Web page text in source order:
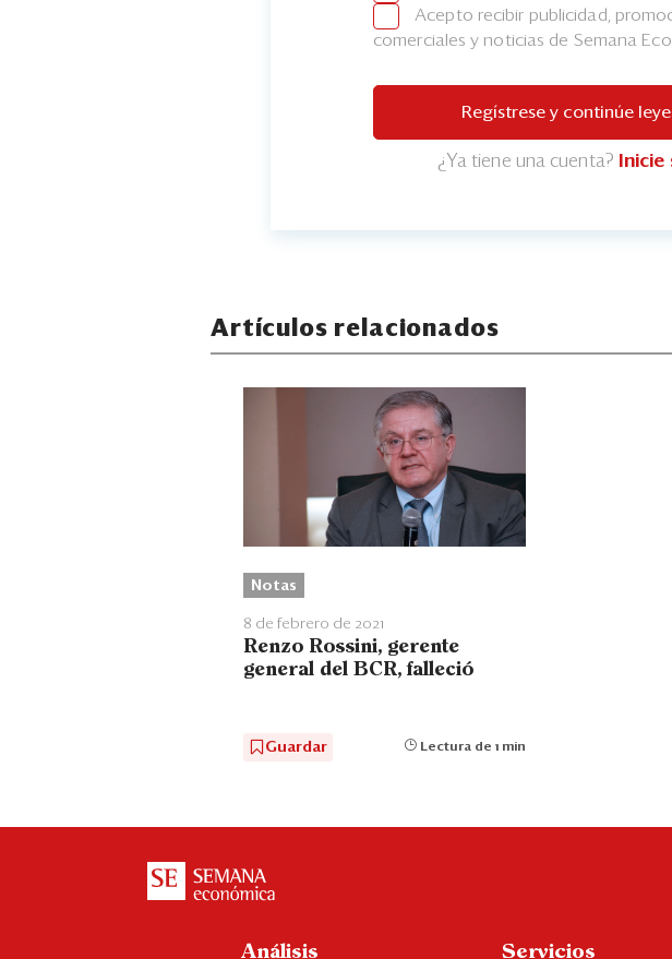
Acepto recibir publicidad,
comerciales y noticias de Semana
Regístrese y continúe
¿Ya tiene una cuenta? Inicie
Artículos relacionados
Notas
8 de febrero de 2021
Renzo Rossini, gerente
general del BCR, falleció
Guardar Lectura de 1 min
Análisis Servicios